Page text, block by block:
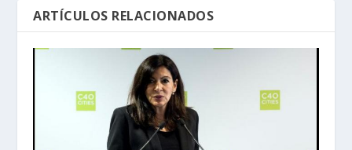
ARTÍCULOS RELACIONADOS